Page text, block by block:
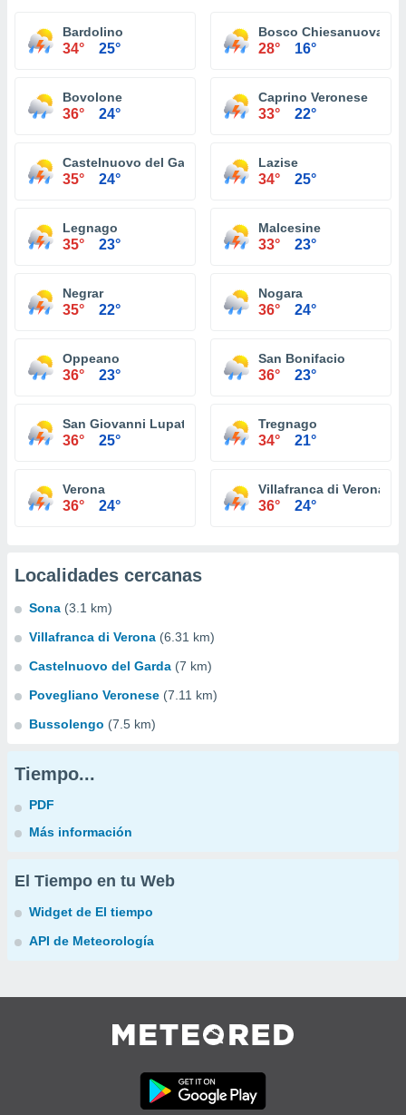
Bardolino
34° 25°
Bosco Chiesanuova
28° 16°
Bovolone
36° 24°
Caprino Veronese
33° 22°
Castelnuovo del Garda
35° 24°
Lazise
34° 25°
Legnago
35° 23°
Malcesine
33° 23°
Negrar
35° 22°
Nogara
36° 24°
Oppeano
36° 23°
San Bonifacio
36° 23°
San Giovanni Lupatoto
36° 25°
Tregnago
34° 21°
Verona
36° 24°
Villafranca di Verona
36° 24°
Localidades cercanas
Sona (3.1 km)
Villafranca di Verona (6.31 km)
Castelnuovo del Garda (7 km)
Povegliano Veronese (7.11 km)
Bussolengo (7.5 km)
Tiempo...
PDF
Más información
El Tiempo en tu Web
Widget de El tiempo
API de Meteorología